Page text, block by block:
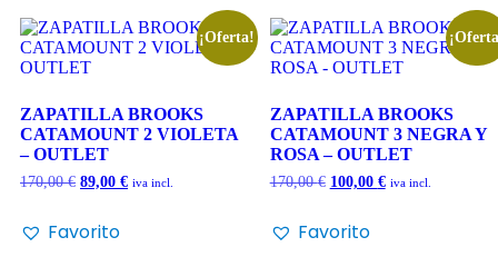
¡Oferta!
ZAPATILLA BROOKS
CATAMOUNT 2 VIOLETA
– OUTLET
170,00€ 89,00 € iva incl.
Favorito
ZAPATILLA BROOKS
CATAMOUNT 3 NEGRA Y
ROSA – OUTLET
170,00€ 100,00 € iva incl.
Favorito